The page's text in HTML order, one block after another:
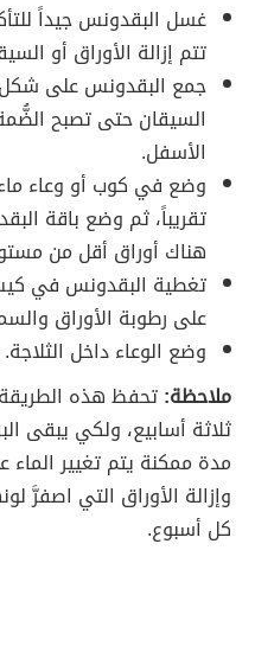
غسل البقدونس جيداً
تتم إزالة الأوراق أو
جمع البقدونس على
السيقان حتى تصبح
الأسفل.
وضع في كوب أو وعاء ماء
تقريباً، ثم وضع باقة
هناك أوراق أقل من
تغطية البقدونس في
على رطوبة الأوراق
وضع الوعاء داخل الثلاجة.
ملاحظة:تحفظ هذه
ثلاثة أسابيع، ولكي يبقى
مدة ممكنة يتم تغيير
وإزالة الأوراق التي اصفرَّ
كل أسبوع.